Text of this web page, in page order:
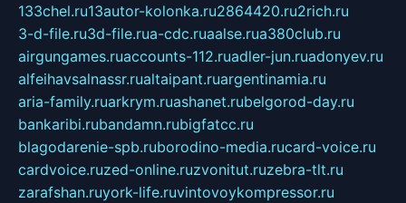
133chel.ru13autor-kolonka.ru2864420.ru2rich.ru
3-d-file.ru3d-file.rua-cdc.ruaalse.rua380club.ru
airgungames.ruaccounts-112.ruadler-jun.ruadonyev.ru
alfeihavsalnassr.rualtaipant.ruargentinamia.ru
aria-family.ruarkrym.ruashanet.rubelgorod-day.ru
bankaribi.rubandamn.rubigfatcc.ru
blagodarenie-spb.ruborodino-media.rucard-voice.ru
cardvoice.ruzed-online.ruzvonitut.ruzebra-tlt.ru
zarafshan.ruyork-life.ruvintovoykompressor.ru